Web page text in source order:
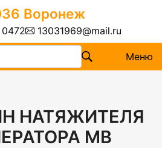
Воронеж
13031969@mail.ru
Меню
НАТЯЖИТЕЛЯ
MB